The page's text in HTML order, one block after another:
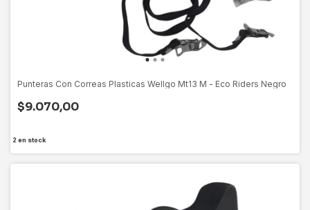
Punteras Con Correas Plasticas Wellgo Mt13 M - Eco Riders Negro
$9.070,00
2 en stock